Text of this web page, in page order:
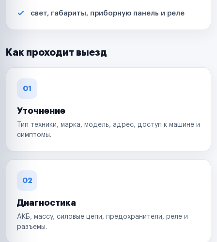
свет, габариты, приборную панель и реле
Как проходит выезд
01
Уточнение
Тип техники, марка, модель, адрес, доступ к машине и
симптомы.
02
Диагностика
АКБ, массу, силовые цепи, предохранители, реле и
разъемы.